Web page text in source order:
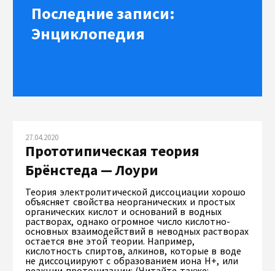
Последние записи:
Энциклопедия
27.04.2020
Прототипическая теория
Брёнстеда — Лоури
Теория электролитической диссоциации хорошо
объясняет свойства неорганических и простых
органических кислот и оснований в водных
растворах, однако огромное число кислотно-
основных взаимодействий в неводных растворах
остается вне этой теории. Например,
кислотность спиртов, алкинов, которые в воде
не диссоциируют с образованием иона Н+, или